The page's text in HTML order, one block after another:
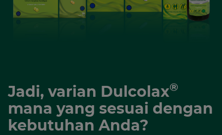
Jadi, varian Dulcolax®
mana yang sesuai dengan
kebutuhan Anda?